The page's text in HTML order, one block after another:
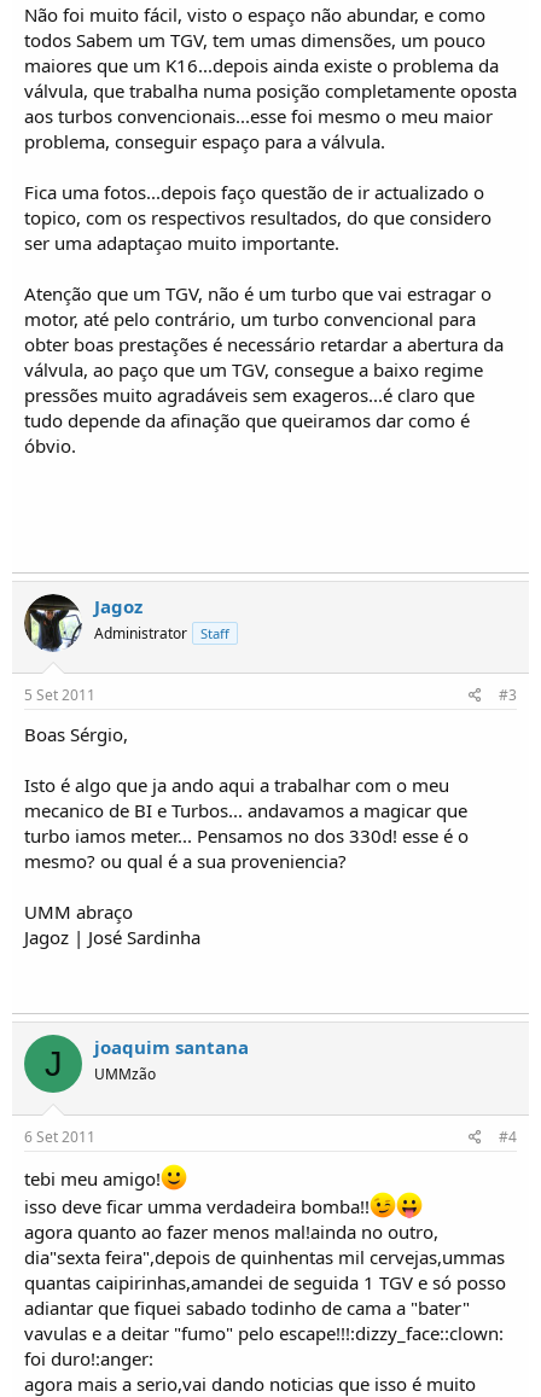
c
o
s
Não foi muito fácil, visto o espaço não abundar, e como
todos Sabem um TGV, tem umas dimensões, um pouco
maiores que um K16...depois ainda existe o problema da
válvula, que trabalha numa posição completamente oposta
aos turbos convencionais...esse foi mesmo o meu maior
problema, conseguir espaço para a válvula.
Fica uma fotos...depois faço questão de ir actualizado o
topico, com os respectivos resultados, do que considero
ser uma adaptaçao muito importante.
Atenção que um TGV, não é um turbo que vai estragar o
motor, até pelo contrário, um turbo convencional para
obter boas prestações é necessário retardar a abertura da
válvula, ao paço que um TGV, consegue a baixo regime
pressões muito agradáveis sem exageros...é claro que
tudo depende da afinação que queiramos dar como é
óbvio.
Jagoz
Administrator Staff
5 Set 2011 #3
Boas Sérgio,
Isto é algo que ja ando aqui a trabalhar com o meu
mecanico de BI e Turbos... andavamos a magicar que
turbo iamos meter... Pensamos no dos 330d! esse é o
mesmo? ou qual é a sua proveniencia?
UMM abraço
Jagoz | José Sardinha
J joaquim santana
UMMzão
6 Set 2011 #4
tebi meu amigo!
isso deve ficar umma verdadeira bomba!!
agora quanto ao fazer menos mal!ainda no outro,
dia"sexta feira",depois de quinhentas mil cervejas,ummas
quantas caipirinhas,amandei de seguida 1 TGV e só posso
adiantar que fiquei sabado todinho de cama a "bater"
vavulas e a deitar "fumo" pelo escape!!!:dizzy_face::clown:
foi duro!:anger:
agora mais a serio,vai dando noticias que isso é muito